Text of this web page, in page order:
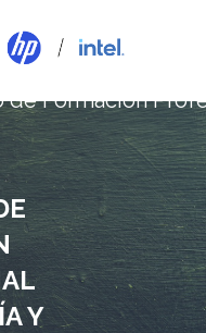
de Formación
Y